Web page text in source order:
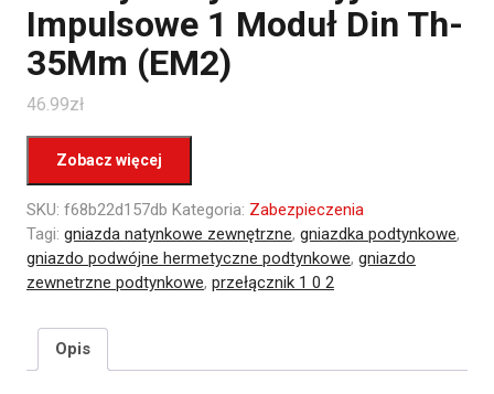
Impulsowe 1 Moduł Din Th-
35Mm (EM2)
46.99zł
Zobacz więcej
SKU: f68b22d157db Kategoria: Zabezpieczenia
Tagi: gniazda natynkowe zewnętrzne, gniazdka podtynkowe,
gniazdo podwójne hermetyczne podtynkowe, gniazdo
zewnetrzne podtynkowe, przełącznik 1 0 2
Opis